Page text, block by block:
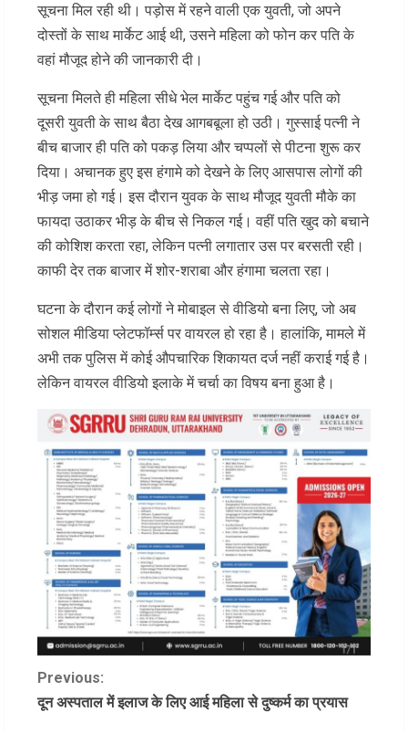
सूचना मिल रही थी। पड़ोस में रहने वाली एक युवती, जो अपने
दोस्तों के साथ मार्केट आई थी, उसने महिला को फोन कर पति के
वहां मौजूद होने की जानकारी दी।
सूचना मिलते ही महिला सीधे भेल मार्केट पहुंच गई और पति को
दूसरी युवती के साथ बैठा देख आगबबूला हो उठी। गुस्साई पत्नी ने
बीच बाजार ही पति को पकड़ लिया और चप्पलों से पीटना शुरू कर
दिया। अचानक हुए इस हंगामे को देखने के लिए आसपास लोगों की
भीड़ जमा हो गई। इस दौरान युवक के साथ मौजूद युवती मौके का
फायदा उठाकर भीड़ के बीच से निकल गई। वहीं पति खुद को बचाने
की कोशिश करता रहा, लेकिन पत्नी लगातार उस पर बरसती रही।
काफी देर तक बाजार में शोर-शराबा और हंगामा चलता रहा।
घटना के दौरान कई लोगों ने मोबाइल से वीडियो बना लिए, जो अब
सोशल मीडिया प्लेटफॉर्म्स पर वायरल हो रहा है। हालांकि, मामले में
अभी तक पुलिस में कोई औपचारिक शिकायत दर्ज नहीं कराई गई है।
लेकिन वायरल वीडियो इलाके में चर्चा का विषय बना हुआ है।
C
o
Previous:
दून अस्पताल में इलाज के लिए आई महिला से दुष्कर्म का प्रयास